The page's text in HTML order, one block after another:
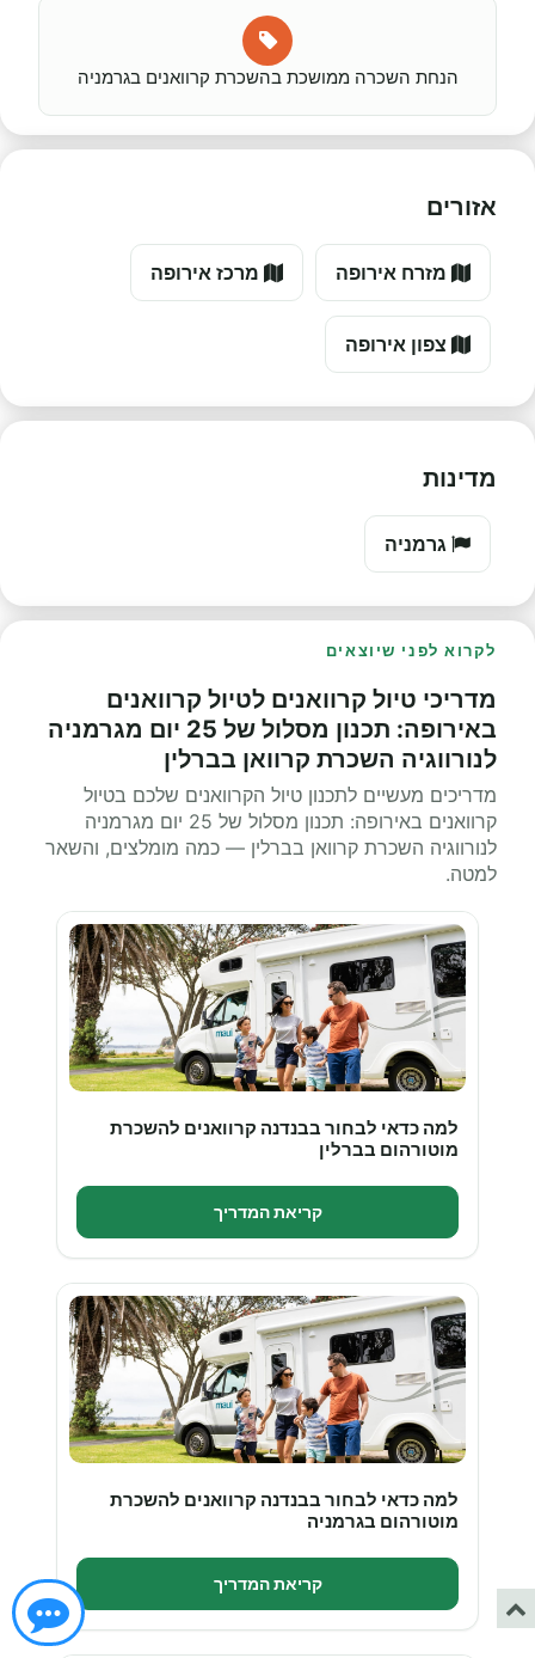
הנחת השכרה ממושכת בהשכרת קרוואנים בגרמניה
אזורים
מזרח אירופה מרכז אירופה
צפון אירופה
מדינות
גרמניה
לקרוא לפני שיוצאים
מדריכי טיול קרוואנים לטיול קרוואנים
באירופה: תכנון מסלול של 25 יום מגרמניה
לנורווגיה השכרת קרוואן בברלין
מדריכים מעשיים לתכנון טיול הקרוואנים שלכם בטיול
קרוואנים באירופה: תכנון מסלול של 25 יום מגרמניה
לנורווגיה השכרת קרוואן בברלין — כמה מומלצים, והשאר
למטה.
למה כדאי לבחור בבנדנה קרוואנים להשכרת
מוטורהום בברלין
קריאת המדריך
למה כדאי לבחור בבנדנה קרוואנים להשכרת
מוטורהום בגרמניה
קריאת המדריך